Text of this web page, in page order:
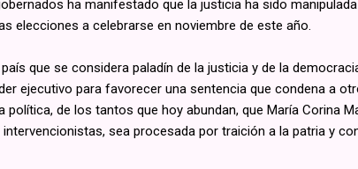
ha manifestado que la justicia ha sido
elecciones a celebrarse en noviembre de este año.
que se considera paladín de la justicia y de la
ejecutivo para favorecer una sentencia que condena a
de los tantos que hoy abundan, que María Corina
sea procesada por traición a la patria y